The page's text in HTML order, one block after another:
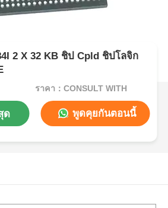
2 X 32 KB ชิป Cpld ชิปโลจิก
ราคา：CONSULT WITH
ด พูดคุยกันตอนนี้